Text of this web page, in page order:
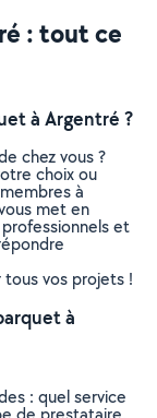
: tout ce
à Argentré ?
chez vous ?
choix ou
à
met en
et
tous vos projets !
à
: quel service